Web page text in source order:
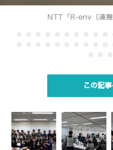
NTT「R-env（連
この記